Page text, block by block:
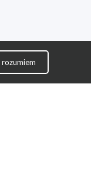
rozumiem